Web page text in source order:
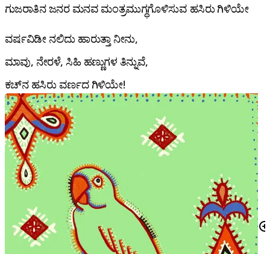
ಗುಜರಾತಿನ ಜನರ ಮನವ ಮಂತ್ರಮುಗ್ಧಗೊಳಿಸುವ ಹಸಿರು ಗಿಳಿಯೇ
ವರ್ಷವಿಡೀ ನಲಿದು ಹಾರುತ್ತಾ ನೀನು,
ಮಾವು, ನೇರಳೆ, ಸಿಹಿ ಹಣ್ಣುಗಳ ತಿನ್ನುವೆ,
ಕಚ್‌ನ ಹಸಿರು ವರ್ಣದ ಗಿಳಿಯೇ!